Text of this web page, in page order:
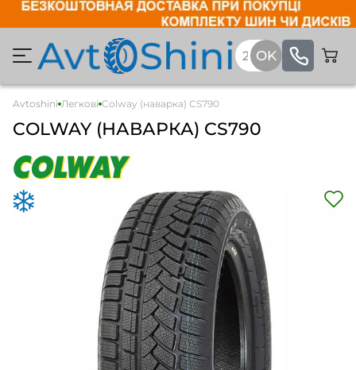
Avtoshini Легкові Colway (наварка) CS790
COLWAY (НАВАРКА) CS790